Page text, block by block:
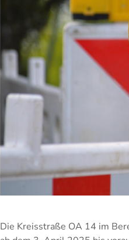
Die Kreisstraße OA 14 im